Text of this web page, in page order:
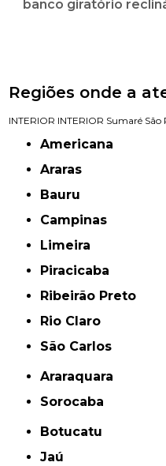
banco giratório
Regiões onde a
INTERIOR INTERIOR Sumaré São
Americana
Araras
Bauru
Campinas
Limeira
Piracicaba
Ribeirão Preto
Rio Claro
São Carlos
Araraquara
Sorocaba
Botucatu
Jaú